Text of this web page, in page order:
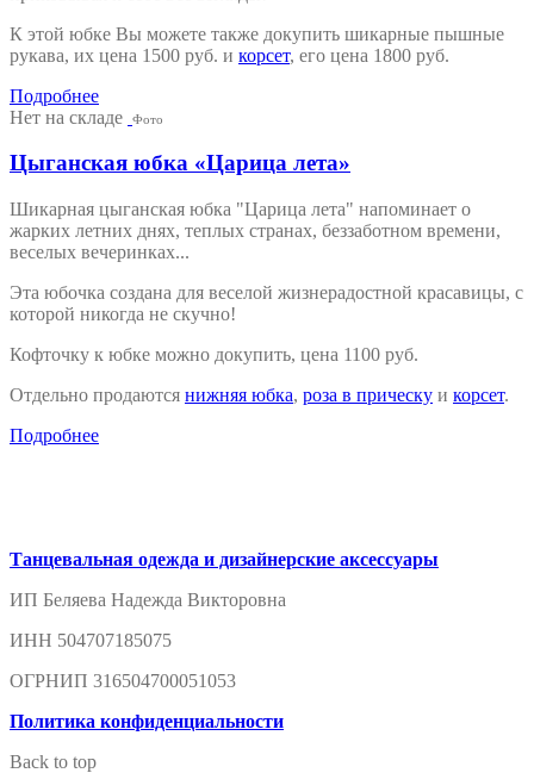
К этой юбке Вы можете также докупить шикарные пышные
рукава, их цена 1500 руб. и корсет, его цена 1800 руб.
Подробнее
Нет на складе
Фото
Цыганская юбка «Царица лета»
Шикарная цыганская юбка "Царица лета" напоминает о
жарких летних днях, теплых странах, беззаботном времени,
веселых вечеринках...
Эта юбочка создана для веселой жизнерадостной красавицы, с
которой никогда не скучно!
Кофточку к юбке можно докупить, цена 1100 руб.
Отдельно продаются нижняя юбка, роза в прическу и корсет.
Подробнее
Танцевальная одежда и дизайнерские аксессуары
ИП Беляева Надежда Викторовна
ИНН 504707185075
ОГРНИП 316504700051053
Политика конфиденциальности
Back to top